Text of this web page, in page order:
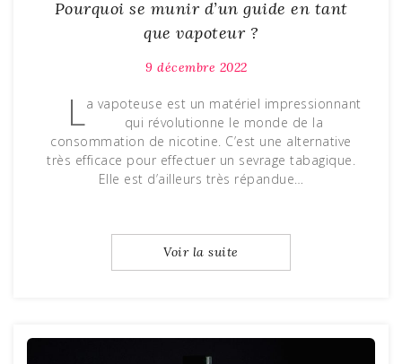
Pourquoi se munir d’un guide en tant
que vapoteur ?
9 décembre 2022
La vapoteuse est un matériel impressionnant
qui révolutionne le monde de la
consommation de nicotine. C’est une alternative
très efficace pour effectuer un sevrage tabagique.
Elle est d’ailleurs très répandue…
Voir la suite